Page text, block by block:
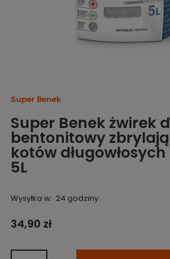
Super Benek
Super Benek żwirek
bentonitowy
kotów
5L
Wysyłka w: 24 godziny
34,90 zł